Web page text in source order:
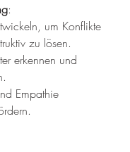
:
um Konflikte
zu lösen.
erkennen und
Empathie